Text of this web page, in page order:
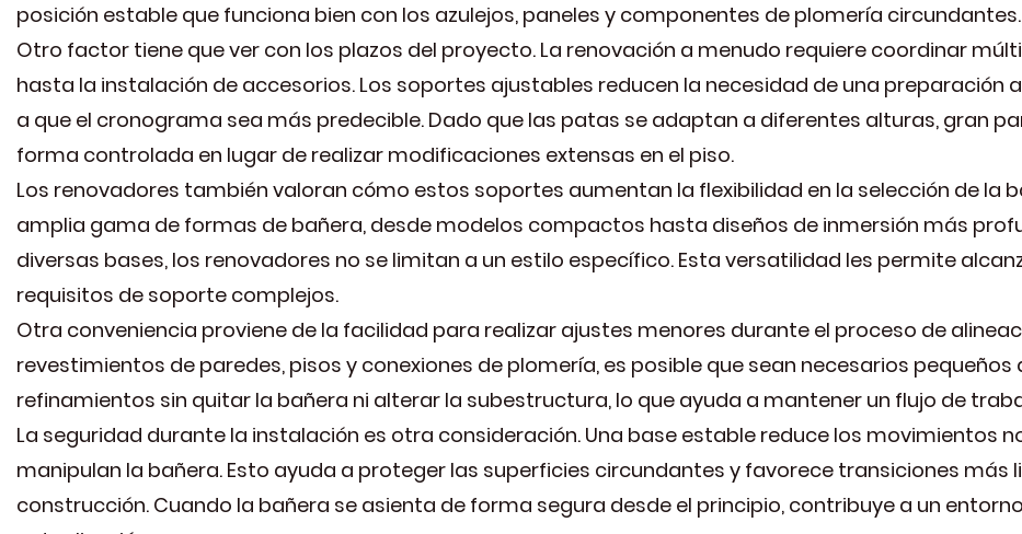
posición estable que funciona bien con los azulejos, paneles y componentes de plomería circundantes.
Otro factor tiene que ver con los plazos del proyecto. La renovación a menudo requiere coordinar
hasta la instalación de accesorios. Los soportes ajustables reducen la necesidad de una preparación
a que el cronograma sea más predecible. Dado que las patas se adaptan a diferentes alturas, gran
forma controlada en lugar de realizar modificaciones extensas en el piso.
Los renovadores también valoran cómo estos soportes aumentan la flexibilidad en la selección de la
amplia gama de formas de bañera, desde modelos compactos hasta diseños de inmersión más
diversas bases, los renovadores no se limitan a un estilo específico. Esta versatilidad les permite
requisitos de soporte complejos.
Otra conveniencia proviene de la facilidad para realizar ajustes menores durante el proceso de
revestimientos de paredes, pisos y conexiones de plomería, es posible que sean necesarios
refinamientos sin quitar la bañera ni alterar la subestructura, lo que ayuda a mantener un flujo de
La seguridad durante la instalación es otra consideración. Una base estable reduce los movimientos
manipulan la bañera. Esto ayuda a proteger las superficies circundantes y favorece transiciones
construcción. Cuando la bañera se asienta de forma segura desde el principio, contribuye a un